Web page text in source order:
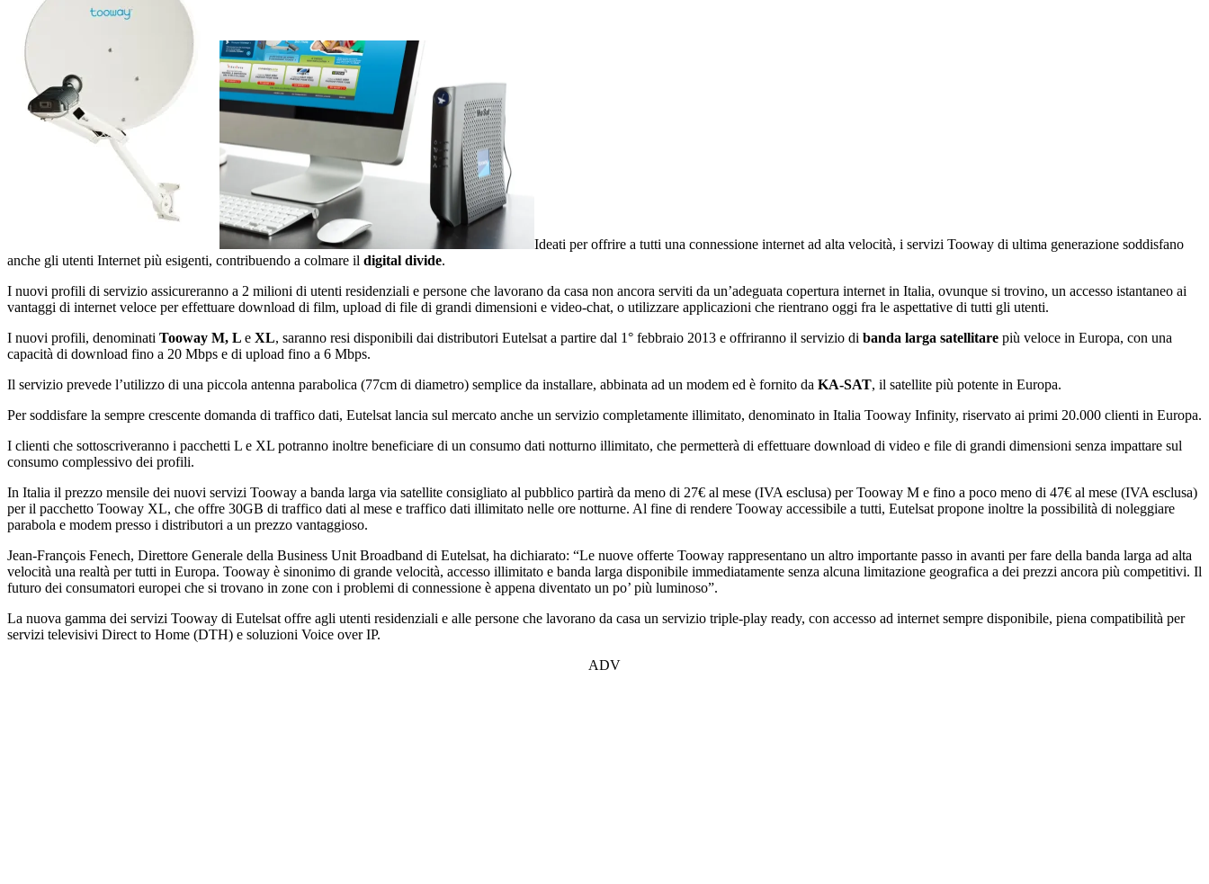
Ideati per offrire a tutti una connessione internet ad alta velocità, i servizi Tooway di ultima generazione soddisfano
anche gli utenti Internet più esigenti, contribuendo a colmare il digital divide.
I nuovi profili di servizio assicureranno a 2 milioni di utenti residenziali e persone che lavorano da casa non ancora serviti da un’adeguata copertura internet in Italia, ovunque si trovino, un accesso istantaneo ai
vantaggi di internet veloce per effettuare download di film, upload di file di grandi dimensioni e video-chat, o utilizzare applicazioni che rientrano oggi fra le aspettative di tutti gli utenti.
I nuovi profili, denominati Tooway M, L e XL, saranno resi disponibili dai distributori Eutelsat a partire dal 1° febbraio 2013 e offriranno il servizio di banda larga satellitare più veloce in Europa, con una
capacità di download fino a 20 Mbps e di upload fino a 6 Mbps.
Il servizio prevede l’utilizzo di una piccola antenna parabolica (77cm di diametro) semplice da installare, abbinata ad un modem ed è fornito da KA-SAT, il satellite più potente in Europa.
Per soddisfare la sempre crescente domanda di traffico dati, Eutelsat lancia sul mercato anche un servizio completamente illimitato, denominato in Italia Tooway Infinity, riservato ai primi 20.000 clienti in Europa.
I clienti che sottoscriveranno i pacchetti L e XL potranno inoltre beneficiare di un consumo dati notturno illimitato, che permetterà di effettuare download di video e file di grandi dimensioni senza impattare sul
consumo complessivo dei profili.
In Italia il prezzo mensile dei nuovi servizi Tooway a banda larga via satellite consigliato al pubblico partirà da meno di 27€ al mese (IVA esclusa) per Tooway M e fino a poco meno di 47€ al mese (IVA esclusa)
per il pacchetto Tooway XL, che offre 30GB di traffico dati al mese e traffico dati illimitato nelle ore notturne. Al fine di rendere Tooway accessibile a tutti, Eutelsat propone inoltre la possibilità di noleggiare
parabola e modem presso i distributori a un prezzo vantaggioso.
Jean-François Fenech, Direttore Generale della Business Unit Broadband di Eutelsat, ha dichiarato: “Le nuove offerte Tooway rappresentano un altro importante passo in avanti per fare della banda larga ad alta
velocità una realtà per tutti in Europa. Tooway è sinonimo di grande velocità, accesso illimitato e banda larga disponibile immediatamente senza alcuna limitazione geografica a dei prezzi ancora più competitivi. Il
futuro dei consumatori europei che si trovano in zone con i problemi di connessione è appena diventato un po’ più luminoso”.
La nuova gamma dei servizi Tooway di Eutelsat offre agli utenti residenziali e alle persone che lavorano da casa un servizio triple-play ready, con accesso ad internet sempre disponibile, piena compatibilità per
servizi televisivi Direct to Home (DTH) e soluzioni Voice over IP.
ADV